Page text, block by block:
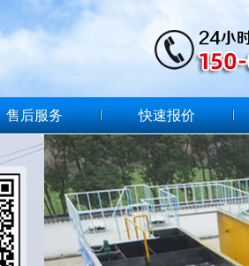
售后服务 快速报价